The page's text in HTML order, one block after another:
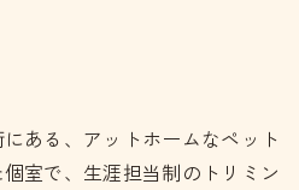
ある、アットホームなペット
室で、生涯担当制のトリミン